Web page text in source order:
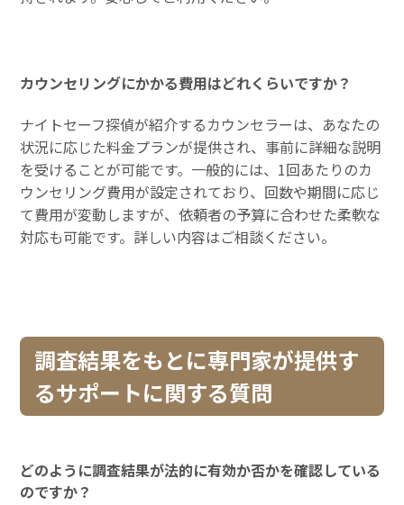
カウンセリングにかかる費用はどれくらいですか？
ナイトセーフ探偵が紹介するカウンセラーは、あなたの
状況に応じた料金プランが提供され、事前に詳細な説明
を受けることが可能です。一般的には、1回あたりのカ
ウンセリング費用が設定されており、回数や期間に応じ
て費用が変動しますが、依頼者の予算に合わせた柔軟な
対応も可能です。詳しい内容はご相談ください。
調査結果をもとに専門家が提供す
るサポートに関する質問
どのように調査結果が法的に有効か否かを確認している
のですか？